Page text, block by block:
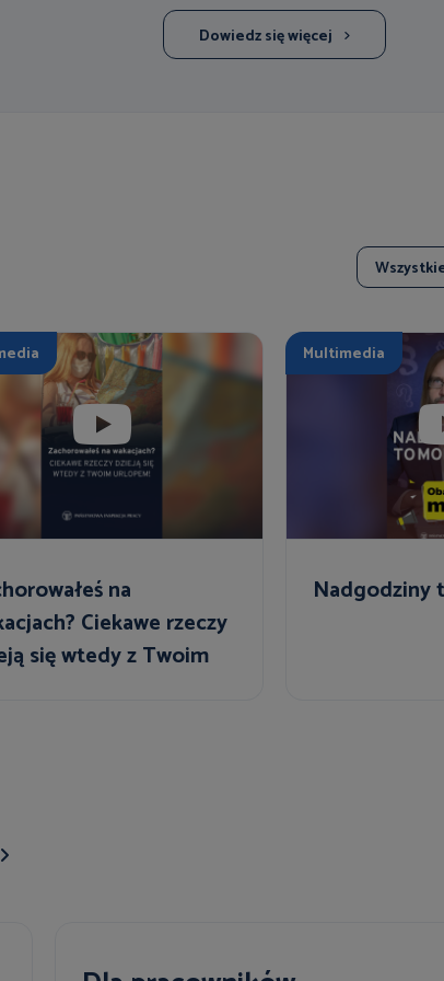
Dowiedz się więcej
na
Ciekawe rzeczy
się wtedy z Twoim
Multimedia
Nadgodziny